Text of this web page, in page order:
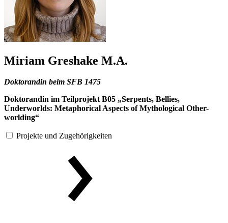
Miriam Greshake M.A.
Doktorandin beim SFB 1475
Doktorandin im Teilprojekt B05 „Serpents, Bellies,
Underworlds: Metaphorical Aspects of Mythological Other-
worlding“
Projekte und Zugehörigkeiten